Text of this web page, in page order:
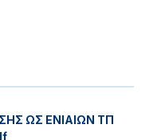
ΩΣ ΕΝΙΑΙΩΝ ΤΠ